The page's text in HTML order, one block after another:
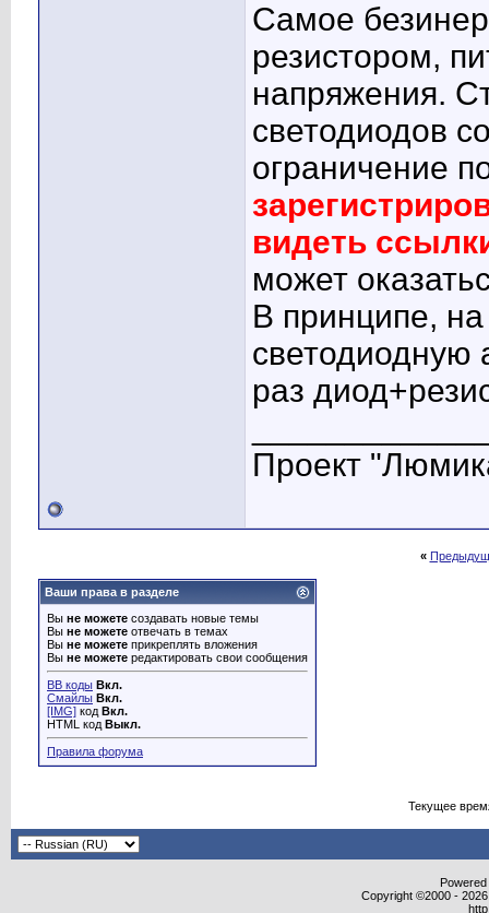
Самое
резистором,
напряжения.
светодиодов
ограничение
видеть
может
В принципе,
светодиодную
раз
Проект
«
Ваши права в разделе
Вы не можете создавать новые темы
Вы не можете отвечать в темах
Вы не можете прикреплять вложения
Вы не можете редактировать свои сообщения
BB коды Вкл.
Смайлы Вкл.
[IMG] код Вкл.
HTML код Выкл.
Правила форума
Текущее
Copyright ©2000 -